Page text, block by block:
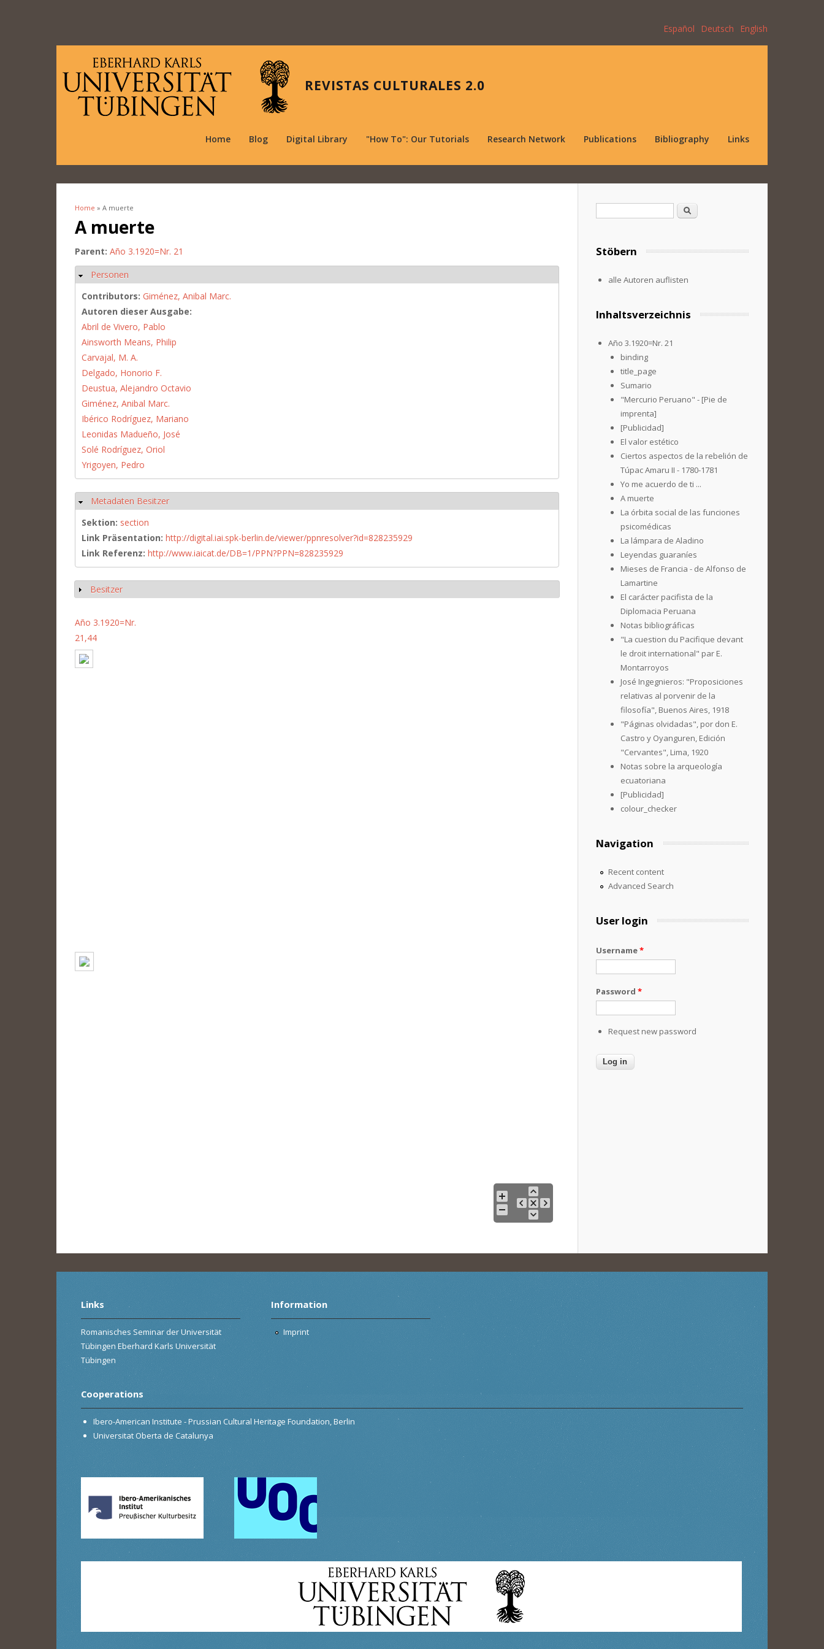
Español Deutsch English
REVISTAS CULTURALES 2.0
Home Blog Digital Library "How To": Our Tutorials Research Network Publications Bibliography Links
You are here
Home » A muerte
A muerte
Parent: Año 3.1920=Nr. 21
Hide
Personen
Contributors: Giménez, Anibal Marc.
Autoren dieser Ausgabe:
Abril de Vivero, Pablo
Ainsworth Means, Philip
Carvajal, M. A.
Delgado, Honorio F.
Deustua, Alejandro Octavio
Giménez, Anibal Marc.
Ibérico Rodríguez, Mariano
Leonidas Madueño, José
Solé Rodríguez, Oriol
Yrigoyen, Pedro
Hide
Metadaten Besitzer
Sektion: section
Link Präsentation: http://digital.iai.spk-berlin.de/viewer/ppnresolver?id=828235929
Link Referenz: http://www.iaicat.de/DB=1/PPN?PPN=828235929
Show
Besitzer
Año 3.1920=Nr.
21,44
Search
Stöbern
alle Autoren auflisten
Inhaltsverzeichnis
Año 3.1920=Nr. 21
binding
title_page
Sumario
"Mercurio Peruano" - [Pie de
imprenta]
[Publicidad]
El valor estético
Ciertos aspectos de la rebelión de
Túpac Amaru II - 1780-1781
Yo me acuerdo de ti ...
A muerte
La órbita social de las funciones
psicomédicas
La lámpara de Aladino
Leyendas guaraníes
Mieses de Francia - de Alfonso de
Lamartine
El carácter pacifista de la
Diplomacia Peruana
Notas bibliográficas
"La cuestion du Pacifique devant
le droit international" par E.
Montarroyos
José Ingegnieros: "Proposiciones
relativas al porvenir de la
filosofía", Buenos Aires, 1918
"Páginas olvidadas", por don E.
Castro y Oyanguren, Edición
"Cervantes", Lima, 1920
Notas sobre la arqueología
ecuatoriana
[Publicidad]
colour_checker
Navigation
Recent content
Advanced Search
User login
Username*
Password *
Request new password
Links
Romanisches Seminar der Universität
Tübingen Eberhard Karls Universität
Tübingen
Information
Imprint
Cooperations
Ibero-American Institute - Prussian Cultural Heritage Foundation, Berlin
Universitat Oberta de Catalunya